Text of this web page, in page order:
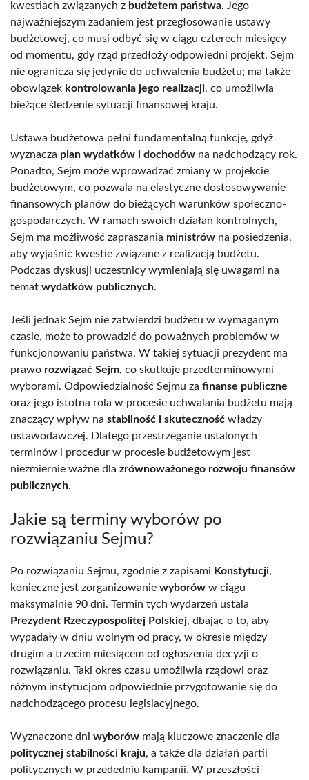
kwestiach związanych z budżetem państwa. Jego
najważniejszym zadaniem jest przegłosowanie ustawy
budżetowej, co musi odbyć się w ciągu czterech miesięcy
od momentu, gdy rząd przedłoży odpowiedni projekt. Sejm
nie ogranicza się jedynie do uchwalenia budżetu; ma także
obowiązek kontrolowania jego realizacji, co umożliwia
bieżące śledzenie sytuacji finansowej kraju.
Ustawa budżetowa pełni fundamentalną funkcję, gdyż
wyznacza plan wydatków i dochodów na nadchodzący rok.
Ponadto, Sejm może wprowadzać zmiany w projekcie
budżetowym, co pozwala na elastyczne dostosowywanie
finansowych planów do bieżących warunków społeczno-
gospodarczych. W ramach swoich działań kontrolnych,
Sejm ma możliwość zapraszania ministrów na posiedzenia,
aby wyjaśnić kwestie związane z realizacją budżetu.
Podczas dyskusji uczestnicy wymieniają się uwagami na
temat wydatków publicznych.
Jeśli jednak Sejm nie zatwierdzi budżetu w wymaganym
czasie, może to prowadzić do poważnych problemów w
funkcjonowaniu państwa. W takiej sytuacji prezydent ma
prawo rozwiązać Sejm, co skutkuje przedterminowymi
wyborami. Odpowiedzialność Sejmu za finanse publiczne
oraz jego istotna rola w procesie uchwalania budżetu mają
znaczący wpływ na stabilność i skuteczność władzy
ustawodawczej. Dlatego przestrzeganie ustalonych
terminów i procedur w procesie budżetowym jest
niezmiernie ważne dla zrównoważonego rozwoju finansów
publicznych.
Jakie są terminy wyborów po
rozwiązaniu Sejmu?
Po rozwiązaniu Sejmu, zgodnie z zapisami Konstytucji,
konieczne jest zorganizowanie wyborów w ciągu
maksymalnie 90 dni. Termin tych wydarzeń ustala
Prezydent Rzeczypospolitej Polskiej, dbając o to, aby
wypadały w dniu wolnym od pracy, w okresie między
drugim a trzecim miesiącem od ogłoszenia decyzji o
rozwiązaniu. Taki okres czasu umożliwia rządowi oraz
różnym instytucjom odpowiednie przygotowanie się do
nadchodzącego procesu legislacyjnego.
Wyznaczone dni wyborów mają kluczowe znaczenie dla
politycznej stabilności kraju, a także dla działań partii
politycznych w przededniu kampanii. W przeszłości